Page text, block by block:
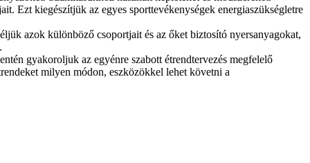
Ezt kiegészítjük az egyes sporttevékenységek energiaszükségletre
azok különböző csoportjait és az őket biztosító nyersanyagokat,
gyakoroljuk az egyénre szabott étrendtervezés megfelelő
milyen módon, eszközökkel lehet követni a